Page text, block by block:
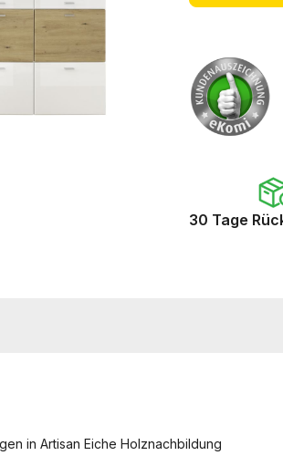
30 Tage
in Artisan Eiche Holznachbildung